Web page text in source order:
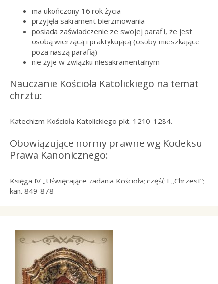
ma ukończony 16 rok życia
przyjęła sakrament bierzmowania
posiada zaświadczenie ze swojej parafii, że jest
osobą wierzącą i praktykującą (osoby mieszkające
poza naszą parafią)
nie żyje w związku niesakramentalnym
Nauczanie Kościoła Katolickiego na temat
chrztu:
Katechizm Kościoła Katolickiego pkt. 1210-1284.
Obowiązujące normy prawne wg Kodeksu
Prawa Kanonicznego:
Księga IV „Uświęcające zadania Kościoła; część I „Chrzest”;
kan. 849-878.